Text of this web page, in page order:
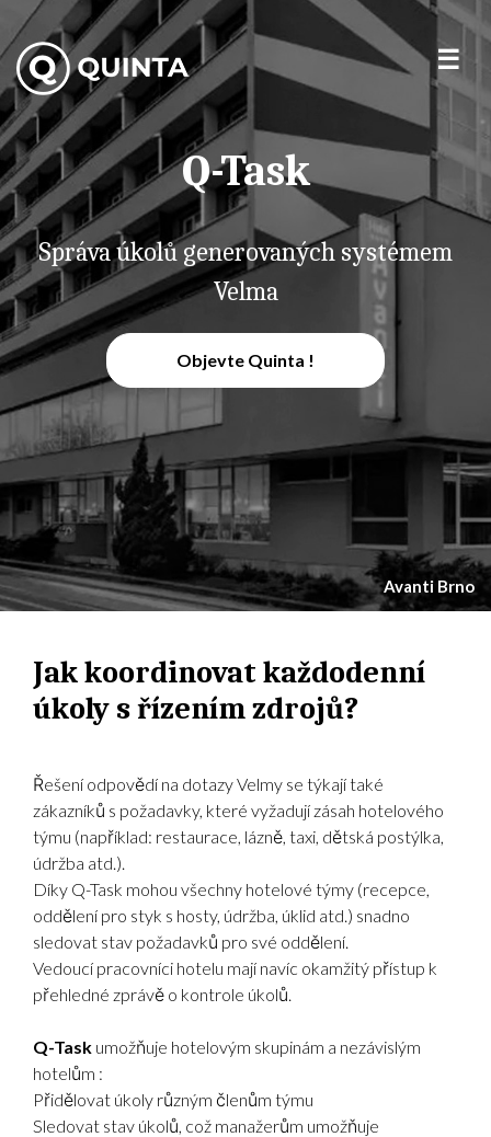
Q-Task
Správa úkolů generovaných systémem
Velma
Objevte Quinta !
Avanti Brno
Jak koordinovat každodenní
úkoly s řízením zdrojů?
Řešení odpovědí na dotazy Velmy se týkají také
zákazníků s požadavky, které vyžadují zásah hotelového
týmu (například: restaurace, lázně, taxi, dětská postýlka,
údržba atd.).
Díky Q-Task mohou všechny hotelové týmy (recepce,
oddělení pro styk s hosty, údržba, úklid atd.) snadno
sledovat stav požadavků pro své oddělení.
Vedoucí pracovníci hotelu mají navíc okamžitý přístup k
přehledné zprávě o kontrole úkolů.
Q-Task umožňuje hotelovým skupinám a nezávislým
hotelům :
Přidělovat úkoly různým členům týmu
Sledovat stav úkolů, což manažerům umožňuje